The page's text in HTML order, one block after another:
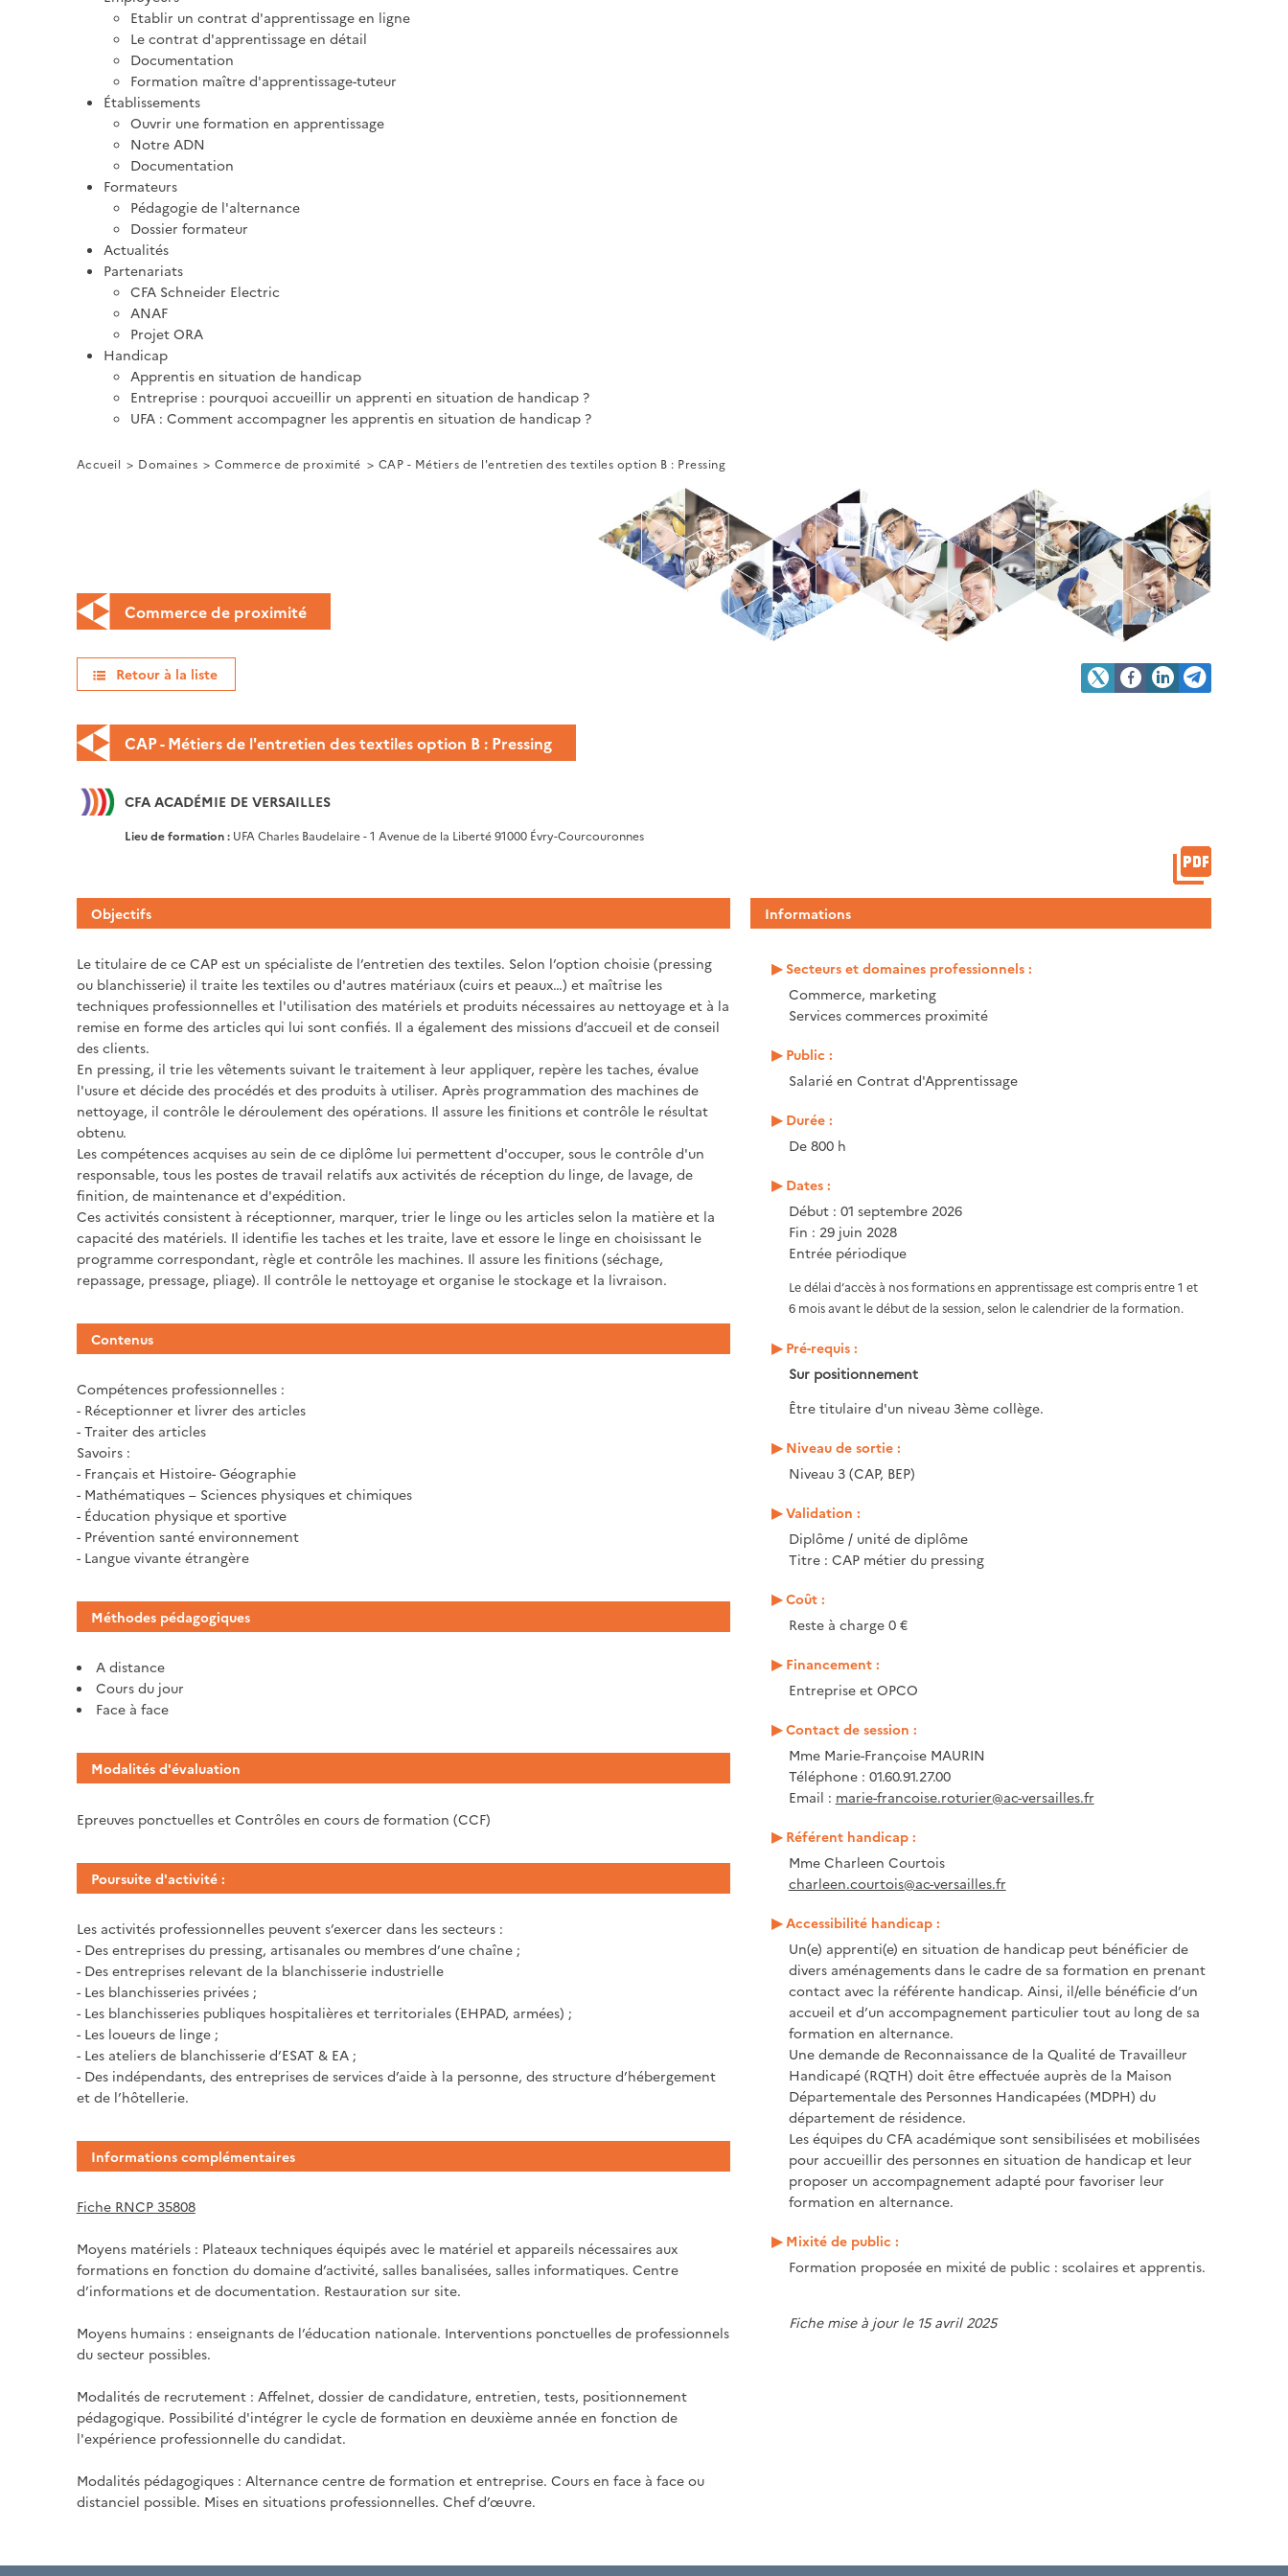
Etablir un contrat d'apprentissage en ligne
Le contrat d'apprentissage en détail
Documentation
Formation maître d'apprentissage-tuteur
Établissements
Ouvrir une formation en apprentissage
Notre ADN
Documentation
Formateurs
Pédagogie de l'alternance
Dossier formateur
Actualités
Partenariats
CFA Schneider Electric
ANAF
Projet ORA
Handicap
Apprentis en situation de handicap
Entreprise : pourquoi accueillir un apprenti en situation de handicap ?
UFA : Comment accompagner les apprentis en situation de handicap ?
Accueil Domaines Commerce de proximité CAP - Métiers de l'entretien des textiles option B : Pressing
Commerce de proximité
Retour à la liste
CAP - Métiers de l'entretien des textiles option B : Pressing
CFA ACADÉMIE DE VERSAILLES
Lieu de formation : UFA Charles Baudelaire - 1 Avenue de la Liberté 91000 Évry-Courcouronnes
Objectifs
Le titulaire de ce CAP est un spécialiste de l’entretien des textiles. Selon l’option choisie (pressing
ou blanchisserie) il traite les textiles ou d'autres matériaux (cuirs et peaux…) et maîtrise les
techniques professionnelles et l'utilisation des matériels et produits nécessaires au nettoyage et à la
remise en forme des articles qui lui sont confiés. Il a également des missions d’accueil et de conseil
des clients.
En pressing, il trie les vêtements suivant le traitement à leur appliquer, repère les taches, évalue
l'usure et décide des procédés et des produits à utiliser. Après programmation des machines de
nettoyage, il contrôle le déroulement des opérations. Il assure les finitions et contrôle le résultat
obtenu.
Les compétences acquises au sein de ce diplôme lui permettent d'occuper, sous le contrôle d'un
responsable, tous les postes de travail relatifs aux activités de réception du linge, de lavage, de
finition, de maintenance et d'expédition.
Ces activités consistent à réceptionner, marquer, trier le linge ou les articles selon la matière et la
capacité des matériels. Il identifie les taches et les traite, lave et essore le linge en choisissant le
programme correspondant, règle et contrôle les machines. Il assure les finitions (séchage,
repassage, pressage, pliage). Il contrôle le nettoyage et organise le stockage et la livraison.
Contenus
Compétences professionnelles :
- Réceptionner et livrer des articles
- Traiter des articles
Savoirs :
- Français et Histoire- Géographie
- Mathématiques – Sciences physiques et chimiques
- Éducation physique et sportive
- Prévention santé environnement
- Langue vivante étrangère
Méthodes pédagogiques
A distance
Cours du jour
Face à face
Modalités d'évaluation
Epreuves ponctuelles et Contrôles en cours de formation (CCF)
Poursuite d'activité :
Les activités professionnelles peuvent s’exercer dans les secteurs :
- Des entreprises du pressing, artisanales ou membres d’une chaîne ;
- Des entreprises relevant de la blanchisserie industrielle
- Les blanchisseries privées ;
- Les blanchisseries publiques hospitalières et territoriales (EHPAD, armées) ;
- Les loueurs de linge ;
- Les ateliers de blanchisserie d’ESAT & EA ;
- Des indépendants, des entreprises de services d’aide à la personne, des structure d’hébergement
et de l’hôtellerie.
Informations complémentaires
Fiche RNCP 35808
Moyens matériels : Plateaux techniques équipés avec le matériel et appareils nécessaires aux
formations en fonction du domaine d’activité, salles banalisées, salles informatiques. Centre
d’informations et de documentation. Restauration sur site.
Moyens humains : enseignants de l’éducation nationale. Interventions ponctuelles de professionnels
du secteur possibles.
Modalités de recrutement : Affelnet, dossier de candidature, entretien, tests, positionnement
pédagogique. Possibilité d'intégrer le cycle de formation en deuxième année en fonction de
l'expérience professionnelle du candidat.
Modalités pédagogiques : Alternance centre de formation et entreprise. Cours en face à face ou
distanciel possible. Mises en situations professionnelles. Chef d’œuvre.
Informations
Secteurs et domaines professionnels :
Commerce, marketing
Services commerces proximité
Public :
Salarié en Contrat d'Apprentissage
Durée :
De 800 h
Dates :
Début : 01 septembre 2026
Fin : 29 juin 2028
Entrée périodique
Le délai d’accès à nos formations en apprentissage est compris entre 1 et
6 mois avant le début de la session, selon le calendrier de la formation.
Pré-requis :
Sur positionnement
Être titulaire d'un niveau 3ème collège.
Niveau de sortie :
Niveau 3 (CAP, BEP)
Validation :
Diplôme / unité de diplôme
Titre : CAP métier du pressing
Coût :
Reste à charge 0 €
Financement :
Entreprise et OPCO
Contact de session :
Mme Marie-Françoise MAURIN
Téléphone : 01.60.91.27.00
Email : marie-francoise.roturier@ac-versailles.fr
Référent handicap :
Mme Charleen Courtois
charleen.courtois@ac-versailles.fr
Accessibilité handicap :
Un(e) apprenti(e) en situation de handicap peut bénéficier de
divers aménagements dans le cadre de sa formation en prenant
contact avec la référente handicap. Ainsi, il/elle bénéficie d’un
accueil et d’un accompagnement particulier tout au long de sa
formation en alternance.
Une demande de Reconnaissance de la Qualité de Travailleur
Handicapé (RQTH) doit être effectuée auprès de la Maison
Départementale des Personnes Handicapées (MDPH) du
département de résidence.
Les équipes du CFA académique sont sensibilisées et mobilisées
pour accueillir des personnes en situation de handicap et leur
proposer un accompagnement adapté pour favoriser leur
formation en alternance.
Mixité de public :
Formation proposée en mixité de public : scolaires et apprentis.
Fiche mise à jour le 15 avril 2025